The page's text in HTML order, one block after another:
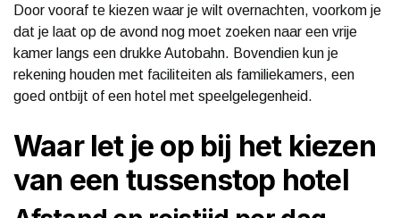
Door vooraf te kiezen waar je wilt overnachten, voorkom je
dat je laat op de avond nog moet zoeken naar een vrije
kamer langs een drukke Autobahn. Bovendien kun je
rekening houden met faciliteiten als familiekamers, een
goed ontbijt of een hotel met speelgelegenheid.
Waar let je op bij het kiezen
van een tussenstop hotel